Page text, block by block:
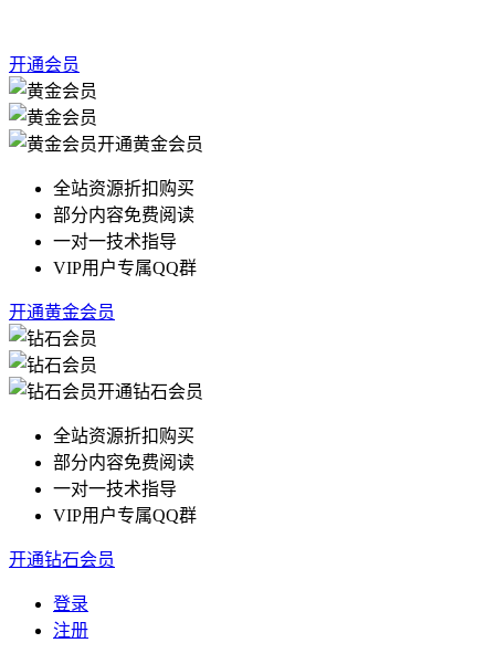
开通会员
开通黄金会员
全站资源折扣购买
部分内容免费阅读
一对一技术指导
VIP用户专属QQ群
开通黄金会员
开通钻石会员
全站资源折扣购买
部分内容免费阅读
一对一技术指导
VIP用户专属QQ群
开通钻石会员
登录
注册